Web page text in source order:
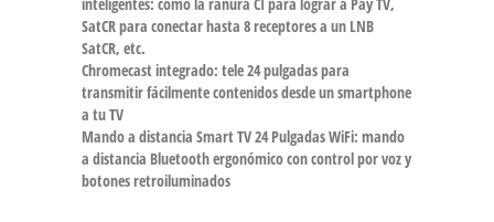
SatCR para conectar hasta 8 receptores a un LNB
SatCR, etc.
Chromecast integrado: tele 24 pulgadas para
transmitir fácilmente contenidos desde un smartphone
a tu TV
Mando a distancia Smart TV 24 Pulgadas WiFi: mando
a distancia Bluetooth ergonómico con control por voz y
botones retroiluminados